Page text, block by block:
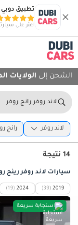
تطبيق دوبي
اعثر على
الشحن إلى الولايات
لاند روفر رانج روفر
لاند روفر رانج
14 نتيجة
سيارات لاند روفر رينج روفر سبورت 2023
2019
(39)
2024
(19)
استجابة سريعة